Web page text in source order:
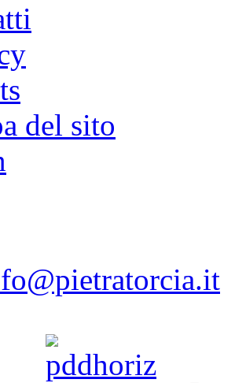
del sito